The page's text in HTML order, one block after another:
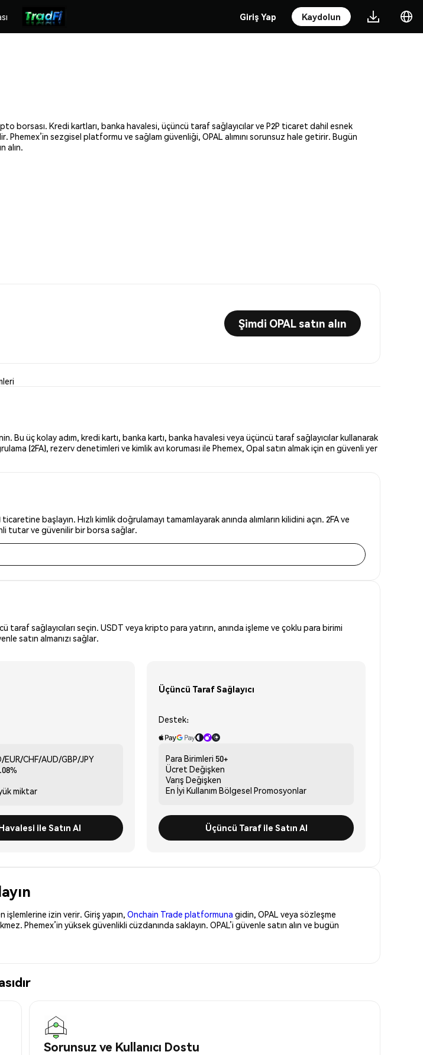
Giriş Yap Kaydolun
borsası. Kredi kartları, banka havalesi, üçüncü taraf sağlayıcılar ve P2P ticaret dahil esnek
Phemex’in sezgisel platformu ve sağlam güvenliği, OPAL alımını sorunsuz hale getirir. Bugün
alın.
Şimdi OPAL satın alın
Bu üç kolay adım, kredi kartı, banka kartı, banka havalesi veya üçüncü taraf sağlayıcılar kullanarak
(2FA), rezerv denetimleri ve kimlik avı koruması ile Phemex, Opal satın almak için en güvenli yer
başlayın. Hızlı kimlik doğrulamayı tamamlayarak anında alımların kilidini açın. 2FA ve
tutar ve güvenilir bir borsa sağlar.
sağlayıcıları seçin. USDT veya kripto para yatırın, anında işleme ve çoklu para birimi
satın almanızı sağlar.
EUR/CHF/AUD/GBP/JPY
miktar
ile Satın Al
Üçüncü Taraf Sağlayıcı
Destek:
Para Birimleri 50+
Ücret Değişken
Varış Değişken
En İyi Kullanım Bölgesel Promosyonlar
Üçüncü Taraf ile Satın Al
izin verir. Giriş yapın, Onchain Trade platformuna gidin, OPAL veya sözleşme
Phemex’in yüksek güvenlikli cüzdanında saklayın. OPAL’i güvenle satın alın ve bugün
Sorunsuz ve Kullanıcı Dostu